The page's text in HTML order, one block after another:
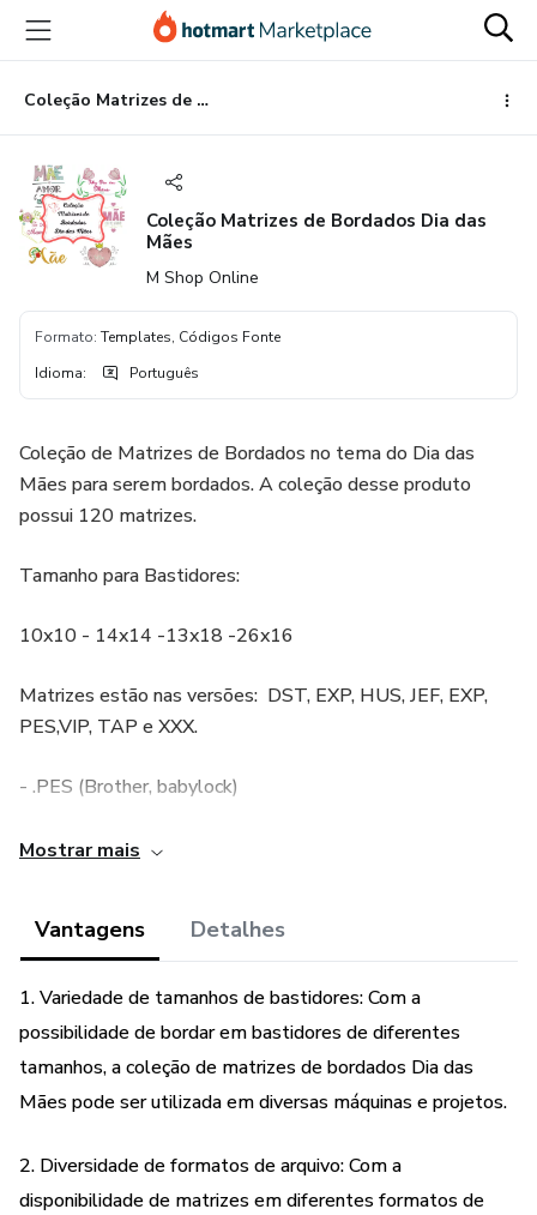
para
conteúdo
principal
para
pagamento
para
rodapé
Coleção Matrizes de Bordados Dia das Mães
Coleção Matrizes de Bordados Dia das
Mães
M Shop Online
Formato: Templates, Códigos Fonte
Idioma: Português
Coleção de Matrizes de Bordados no tema do Dia das
Mães para serem bordados. A coleção desse produto
possui 120 matrizes.
Tamanho para Bastidores:
10x10 - 14x14 -13x18 -26x16
Matrizes estão nas versões: DST, EXP, HUS, JEF, EXP,
PES,VIP, TAP e XXX.
- .PES (Brother, babylock)
- .JEF (Janome, Elna, Kenmore)
- .DST (Tajima e Máquinas Industriais)
- .EXP (Bernina, Melco)
Mostrar mais
Vantagens Detalhes
1. Variedade de tamanhos de bastidores: Com a
possibilidade de bordar em bastidores de diferentes
tamanhos, a coleção de matrizes de bordados Dia das
Mães pode ser utilizada em diversas máquinas e projetos.
2. Diversidade de formatos de arquivo: Com a
disponibilidade de matrizes em diferentes formatos de